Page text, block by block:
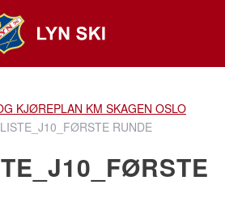
KJØREPLAN KM SKAGEN OSLO
RUNDE